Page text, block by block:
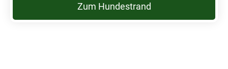
Zum Hundestrand